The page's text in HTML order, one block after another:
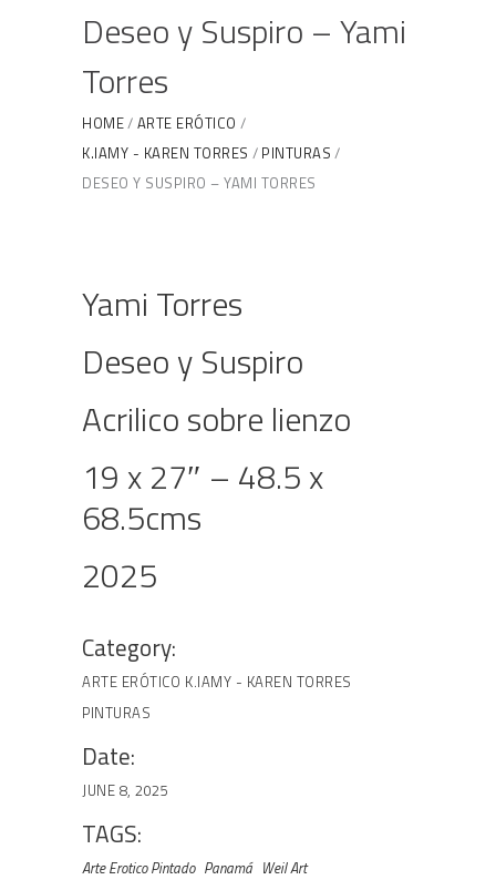
Deseo y Suspiro – Yami
Torres
HOME ARTE ERÓTICO
K.IAMY - KAREN TORRES
PINTURAS
DESEO Y SUSPIRO – YAMI TORRES
Yami Torres
Deseo y Suspiro
Acrilico sobre lienzo
19 x 27″ – 48.5 x
68.5cms
2025
Category:
ARTE ERÓTICO K.IAMY - KAREN TORRES
PINTURAS
Date:
JUNE 8, 2025
TAGS:
Arte Erotico Pintado Panamá Weil Art